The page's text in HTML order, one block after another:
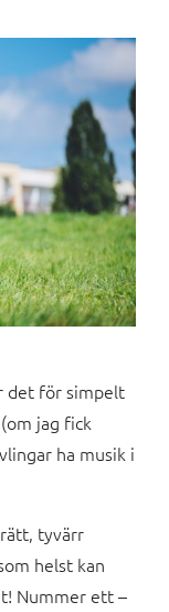
det för simpelt
jag fick
ha musik i
tyvärr
helst kan
Nummer ett –